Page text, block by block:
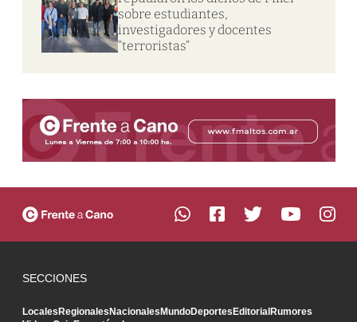
sobre estudiantes,
investigadores y docentes
“terroristas”
SECCIONES
LocalesRegionalesNacionalesMundoDeportesEditorialRumores